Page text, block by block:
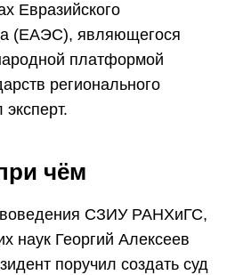
Евразийского
(ЕАЭС), являющегося
платформой
регионального
чём
СЗИУ РАНХиГС,
наук Георгий Алексеев
поручил создать суд